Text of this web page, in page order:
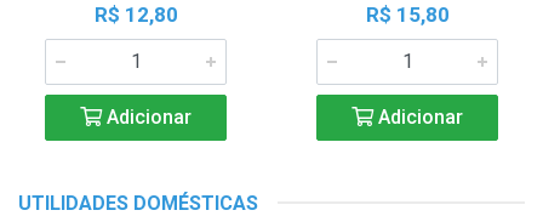
R$ 12,80
Adicionar
R$ 15,80
Adicionar
UTILIDADES DOMÉSTICAS